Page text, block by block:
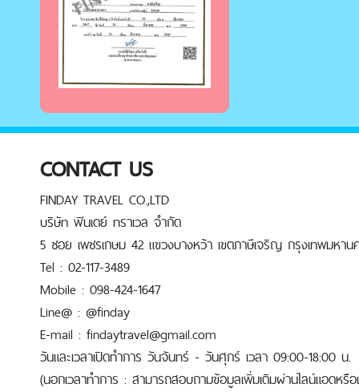
CONTACT US
FINDAY TRAVEL CO.,LTD
บริษัท ฟินเดย์ ทราเวล จำกัด
5 ซอย เพชรเกษม 42 แขวงบางหว้า เขตภาษีเจริญ กรุงเทพมหาน
Tel : 02-117-3489
Mobile : 098-424-1647
Line@ : @finday
E-mail : findaytravel@gmail.com
วันและเวลาเปิดทำการ วันจันทร์ - วันศุกร์ เวลา 09:00-18:00 น.
(นอกเวลาทำการ : สามารถสอบถามข้อมูลเพิ่มเติมผ่านไลน์แอดหรือ